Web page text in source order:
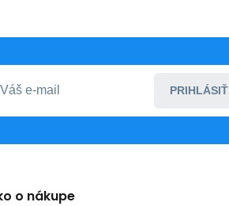
PRIHLÁSIŤ
o nákupe